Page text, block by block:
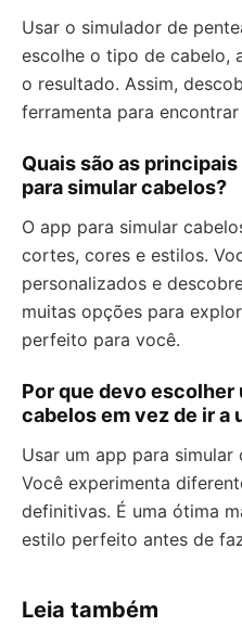
Usar o simulador de
escolhe o tipo de cabelo,
o resultado. Assim,
ferramenta para
Quais são as
para simular cabelos?
O app para simular
cortes, cores e estilos.
personalizados e
muitas opções para
perfeito para você.
Por que devo escolher
cabelos em vez de ir a
Usar um app para
Você experimenta
definitivas. É uma ótima
estilo perfeito antes de
Leia também